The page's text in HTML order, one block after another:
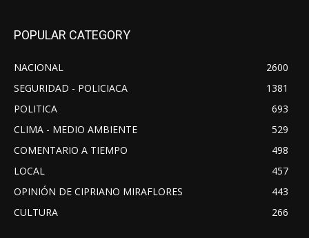
POPULAR CATEGORY
NACIONAL
2600
SEGURIDAD - POLICIACA
1381
POLITICA
693
CLIMA - MEDIO AMBIENTE
529
COMENTARIO A TIEMPO
498
LOCAL
457
OPINIÓN DE CIPRIANO MIRAFLORES
443
CULTURA
266